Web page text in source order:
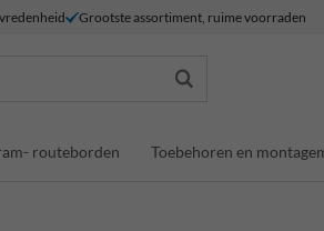
Grootste assortiment, ruime voorraden
routeborden Toebehoren en